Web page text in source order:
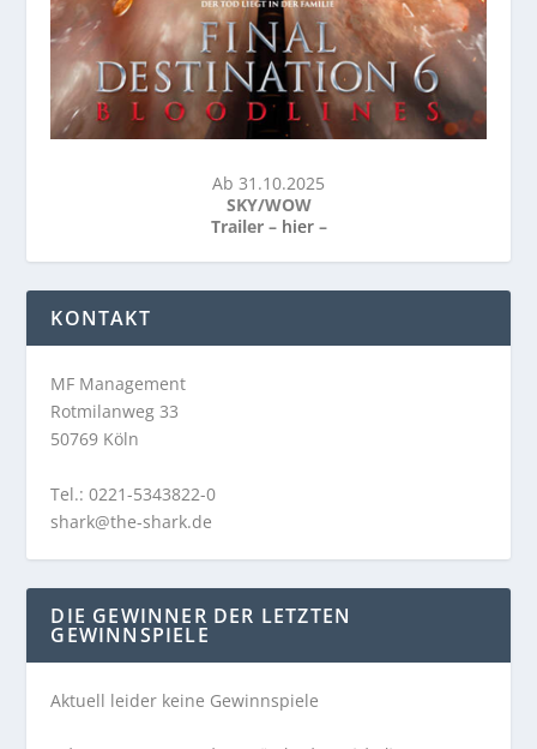
Ab 31.10.2025
SKY/WOW
Trailer – hier –
KONTAKT
MF Management
Rotmilanweg 33
50769 Köln
Tel.: 0221-5343822-0
shark@the-shark.de
DIE GEWINNER DER LETZTEN
GEWINNSPIELE
Aktuell leider keine Gewinnspiele